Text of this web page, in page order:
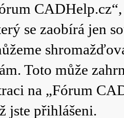
se zaobírá jen
Toto může
na „Fórum
jste přihlášeni.